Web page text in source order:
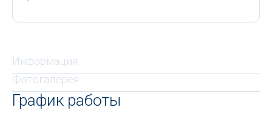
Информация
Фотогалерея
График работы